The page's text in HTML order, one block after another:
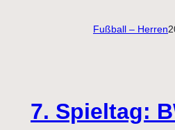
Fußball – Herren
7. Spieltag: